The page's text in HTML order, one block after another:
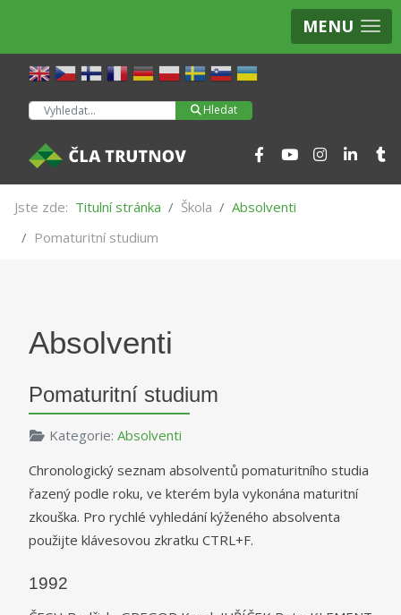
MENU
Hledat Hledat
Jste zde: Titulní stránka Škola
Absolventi
Pomaturitní studium
Absolventi
Pomaturitní studium
Kategorie: Absolventi
Chronologický seznam absolventů pomaturitního studia
řazený podle roku, ve kterém byla vykonána maturitní
zkouška. Pro rychlé vyhledání kýženého absolventa
použijte klávesovou zkratku CTRL+F.
1992